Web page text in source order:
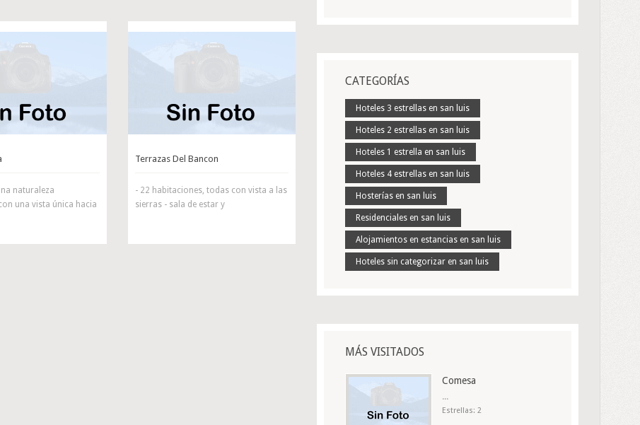
naturaleza
una vista única hacia
Terrazas Del Bancon
- 22 habitaciones, todas con vista a las
sierras - sala de estar y
CATEGORÍAS
Hoteles 3 estrellas en san luis
Hoteles 2 estrellas en san luis
Hoteles 1 estrella en san luis
Hoteles 4 estrellas en san luis
Hosterías en san luis
Residenciales en san luis
Alojamientos en estancias en san luis
Hoteles sin categorizar en san luis
MÁS VISITADOS
Comesa
...
Estrellas: 2